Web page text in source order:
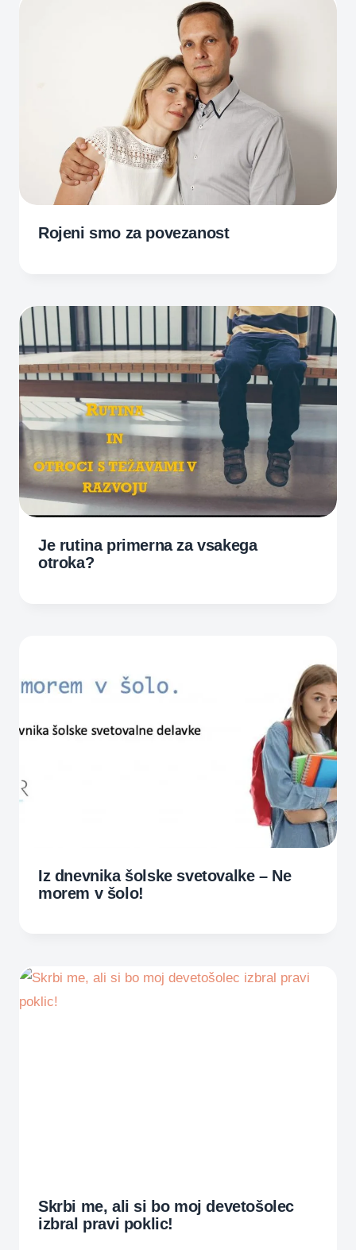
Rojeni smo za povezanost
Je rutina primerna za vsakega
otroka?
Iz dnevnika šolske svetovalke – Ne
morem v šolo!
Skrbi me, ali si bo moj devetošolec
izbral pravi poklic!